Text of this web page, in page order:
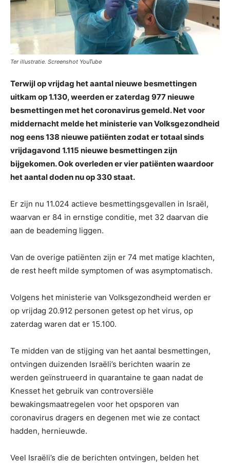
Ter illustratie. Screenshot YouTube
Terwijl op vrijdag het aantal nieuwe besmettingen
uitkam op 1.130, weerden er zaterdag 977 nieuwe
besmettingen met het coronavirus gemeld. Net voor
middernacht melde het ministerie van Volksgezondheid
nog eens 138 nieuwe patiënten zodat er totaal sinds
vrijdagavond 1.115 nieuwe besmettingen zijn
bijgekomen. Ook overleden er vier patiënten waardoor
het aantal doden nu op 330 staat.
Er zijn nu 11.024 actieve besmettingsgevallen in Israël,
waarvan er 84 in ernstige conditie, met 32 daarvan die
aan de beademing liggen.
Van de overige patiënten zijn er 74 met matige klachten,
de rest heeft milde symptomen of was asymptomatisch.
Volgens het ministerie van Volksgezondheid werden er
op vrijdag 20.912 personen getest op het virus, op
zaterdag waren dat er 15.100.
Te midden van de stijging van het aantal besmettingen,
ontvingen duizenden Israëli’s berichten waarin ze
werden geïnstrueerd in quarantaine te gaan nadat de
Knesset het gebruik van controversiële
bewakingsmaatregelen voor het opsporen van
coronavirus dragers en degenen met wie ze contact
hadden, hernieuwde.
Veel Israëli’s die de berichten ontvingen, belden het